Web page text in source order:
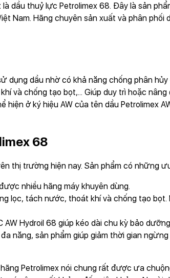
dầu thuỷ lực Petrolimex 68. Đây là sản
Nam. Hãng chuyên sản xuất và phân
dụng dầu nhờ có khả năng chống phân
và chống tạo bọt,... Giúp duy trì hoặc
hiện ở ký hiệu AW của tên dầu Petrolimex
68
thị trường hiện nay. Sản phẩm có những
nhiều hãng máy khuyên dùng.
lọc, tách nước, thoát khí và chống tạo
AW Hydroil 68 giúp kéo dài chu kỳ bảo
năng, sản phẩm giúp giảm thời gian
Petrolimex nói chung rất được ưa